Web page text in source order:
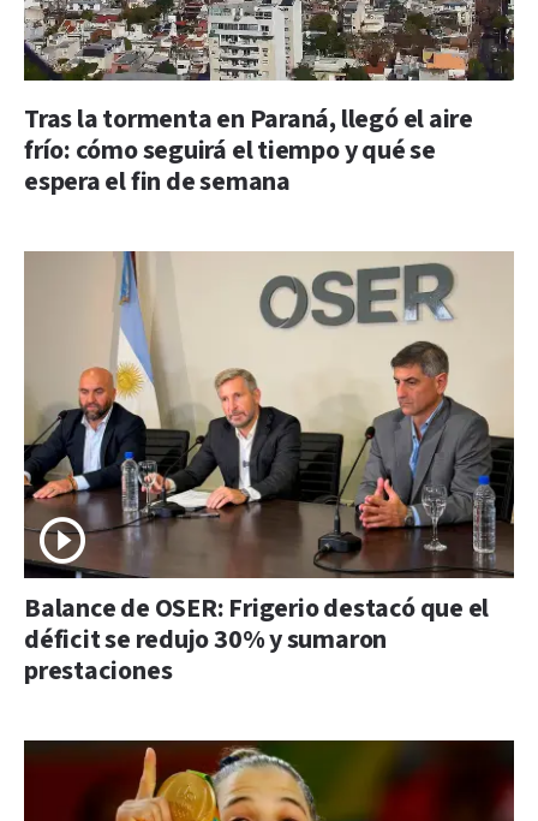
Tras la tormenta en Paraná, llegó el aire
frío: cómo seguirá el tiempo y qué se
espera el fin de semana
Balance de OSER: Frigerio destacó que el
déficit se redujo 30% y sumaron
prestaciones